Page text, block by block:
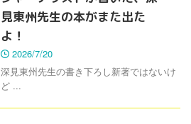
見東州先生の本がまた出た
よ！
2026/7/20
深見東州先生の書き下ろし新著ではないけ
ど ...